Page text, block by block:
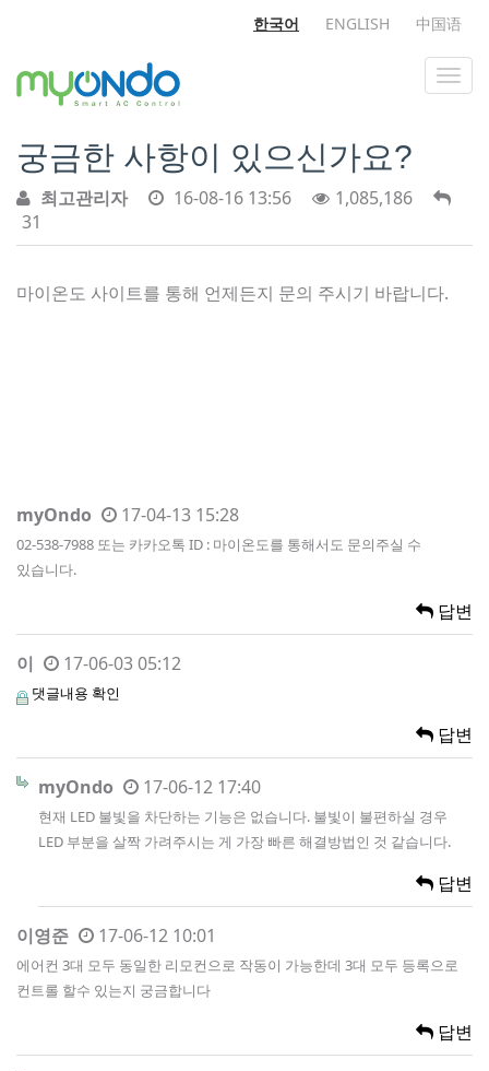
한국어 ENGLISH 中国语
궁금한 사항이 있으신가요?
최고관리자 16-08-16 13:56
1,085,186
31
마이온도 사이트를 통해 언제든지 문의 주시기 바랍니다.
myOndo 17-04-13 15:28
02-538-7988 또는 카카오톡 ID : 마이온도를 통해서도 문의주실 수
있습니다.
답변
이 17-06-03 05:12
댓글내용 확인
답변
myOndo 17-06-12 17:40
현재 LED 불빛을 차단하는 기능은 없습니다. 불빛이 불편하실 경우
LED 부분을 살짝 가려주시는 게 가장 빠른 해결방법인 것 같습니다.
답변
이영준 17-06-12 10:01
에어컨 3대 모두 동일한 리모컨으로 작동이 가능한데 3대 모두 등록으로
컨트롤 할수 있는지 궁금합니다
답변